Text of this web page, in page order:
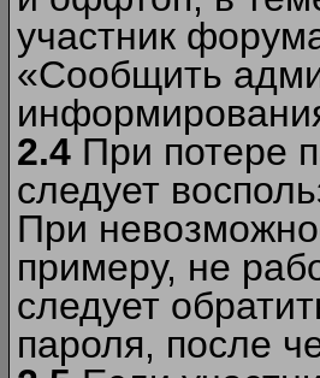
участник
«Сообщить
2.4 При потере
следует
При
примеру, не
следует
пароля, после